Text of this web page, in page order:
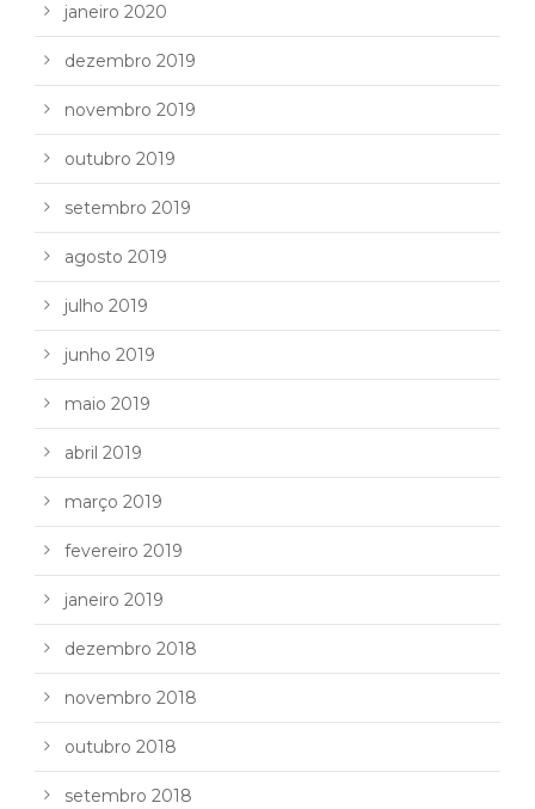
janeiro 2020
dezembro 2019
novembro 2019
outubro 2019
setembro 2019
agosto 2019
julho 2019
junho 2019
maio 2019
abril 2019
março 2019
fevereiro 2019
janeiro 2019
dezembro 2018
novembro 2018
outubro 2018
setembro 2018